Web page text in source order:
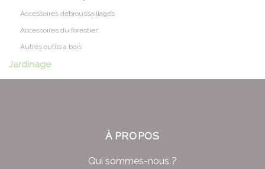
Accessoires debroussaillages
Accessoires du forestier
Autres outils a bois
Jardinage
À PROPOS
Qui sommes-nous ?